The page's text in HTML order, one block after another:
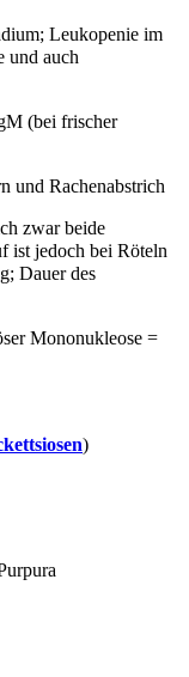
Leukopenie im
und auch
(bei frischer
und Rachenabstrich
zwar beide
ist jedoch bei Röteln
Dauer des
Mononukleose =
)